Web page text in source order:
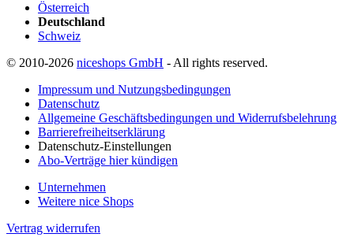
Österreich
Deutschland
Schweiz
© 2010-2026 niceshops GmbH - All rights reserved.
Impressum und Nutzungsbedingungen
Datenschutz
Allgemeine Geschäftsbedingungen und Widerrufsbelehrung
Barrierefreiheitserklärung
Datenschutz-Einstellungen
Abo-Verträge hier kündigen
Unternehmen
Weitere nice Shops
Vertrag widerrufen